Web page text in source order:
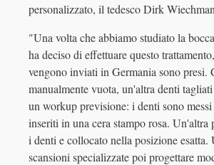
personalizzato, il tedesco Dirk
"Una volta che abbiamo studiato la
ha deciso di effettuare questo
vengono inviati in Germania sono presi.
manualmente vuota, un'altra denti
un workup previsione: i denti sono messi
inseriti in una cera stampo rosa. Un'altra
i denti e collocato nella posizione esatta.
scansioni specializzate poi progettare